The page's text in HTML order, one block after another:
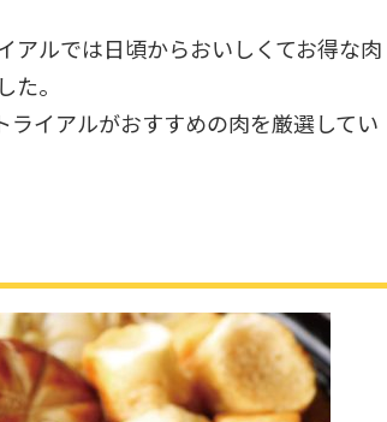
アルでは日頃からおいしくてお得な肉
。
イアルがおすすめの肉を厳選してい